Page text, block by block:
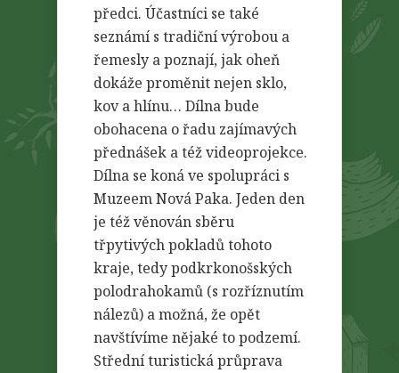
předci. Účastníci se také
seznámí s tradiční výrobou a
řemesly a poznají, jak oheň
dokáže proměnit nejen sklo,
kov a hlínu… Dílna bude
obohacena o řadu zajímavých
přednášek a též videoprojekce.
Dílna se koná ve spolupráci s
Muzeem Nová Paka. Jeden den
je též věnován sběru
třpytivých pokladů tohoto
kraje, tedy podkrkonošských
polodrahokamů (s rozříznutím
nálezů) a možná, že opět
navštívíme nějaké to podzemí.
Střední turistická průprava